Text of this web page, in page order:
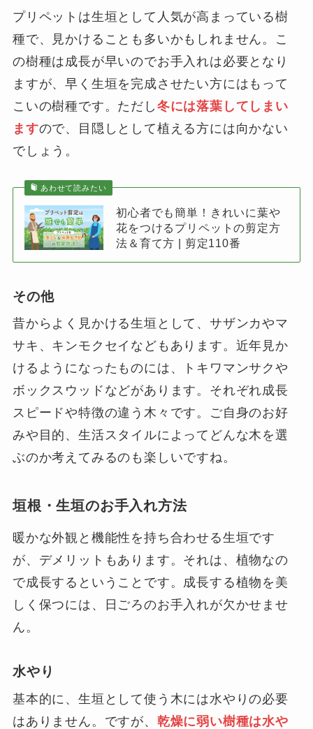
プリペットは生垣として人気が高まっている樹
種で、見かけることも多いかもしれません。こ
の樹種は成長が早いのでお手入れは必要となり
ますが、早く生垣を完成させたい方にはもって
こいの樹種です。ただし 冬には落葉してしまい
ますので、目隠しとして植える方には向かない
でしょう。
あわせて読みたい
初心者でも簡単！きれいに葉や
花をつけるプリペットの剪定方
法＆育て方 | 剪定110番
その他
昔からよく見かける生垣として、サザンカやマ
サキ、キンモクセイなどもあります。近年見か
けるようになったものには、トキワマンサクや
ボックスウッドなどがあります。それぞれ成長
スピードや特徴の違う木々です。ご自身のお好
みや目的、生活スタイルによってどんな木を選
ぶのか考えてみるのも楽しいですね。
垣根・生垣のお手入れ方法
暖かな外観と機能性を持ち合わせる生垣です
が、デメリットもあります。それは、植物なの
で成長するということです。成長する植物を美
しく保つには、日ごろのお手入れが欠かせませ
ん。
水やり
基本的に、生垣として使う木には水やりの必要
はありません。ですが、 乾燥に弱い樹種は水や